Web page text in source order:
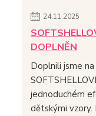
24.11.2025
DOPLNĚN
Doplnili jsme
jednoduchém
dětskými vzory.